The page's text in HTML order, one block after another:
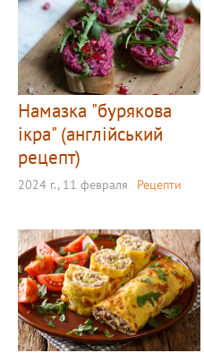
Намазка "бурякова
ікра" (англійський
рецепт)
2024 г., 11 февраля Рецепти